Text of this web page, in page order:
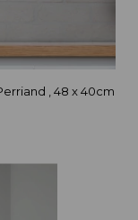
, 48 x 40cm